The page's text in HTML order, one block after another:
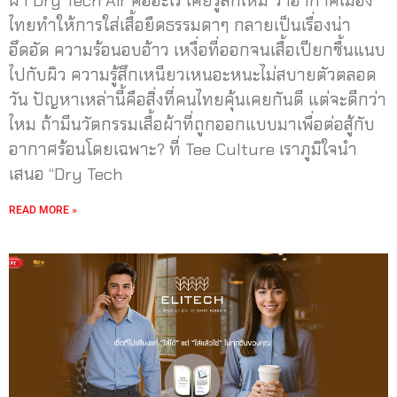
ไทยทำให้การใส่เสื้อยืดธรรมดาๆ กลายเป็นเรื่องน่า
อึดอัด ความร้อนอบอ้าว เหงื่อที่ออกจนเสื้อเปียกชื้นแนบ
ไปกับผิว ความรู้สึกเหนียวเหนอะหนะไม่สบายตัวตลอด
วัน ปัญหาเหล่านี้คือสิ่งที่คนไทยคุ้นเคยกันดี แต่จะดีกว่า
ไหม ถ้ามีนวัตกรรมเสื้อผ้าที่ถูกออกแบบมาเพื่อต่อสู้กับ
อากาศร้อนโดยเฉพาะ? ที่ Tee Culture เราภูมิใจนำ
เสนอ “Dry Tech
READ MORE »